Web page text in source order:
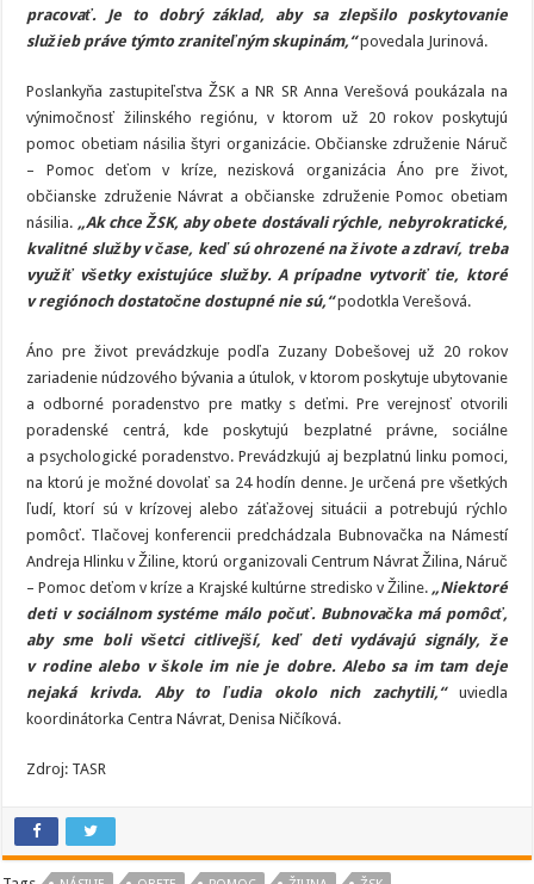
pracovať. Je to dobrý základ, aby sa zlepšilo poskytovanie
služieb práve týmto zraniteľným skupinám,“povedala Jurinová.
Poslankyňa zastupiteľstva ŽSK a NR SR Anna Verešová poukázala na
výnimočnosť žilinského regiónu, v ktorom už 20 rokov poskytujú
pomoc obetiam násilia štyri organizácie. Občianske združenie Náruč
– Pomoc deťom v kríze, nezisková organizácia Áno pre život,
občianske združenie Návrat a občianske združenie Pomoc obetiam
násilia. „Ak chce ŽSK, aby obete dostávali rýchle, nebyrokratické,
kvalitné služby v čase, keď sú ohrozené na živote a zdraví, treba
využiť všetky existujúce služby. A prípadne vytvoriť tie, ktoré
v regiónoch dostatočne dostupné nie sú,“podotkla Verešová.
Áno pre život prevádzkuje podľa Zuzany Dobešovej už 20 rokov
zariadenie núdzového bývania a útulok, v ktorom poskytuje ubytovanie
a odborné poradenstvo pre matky s deťmi. Pre verejnosť otvorili
poradenské centrá, kde poskytujú bezplatné právne, sociálne
a psychologické poradenstvo. Prevádzkujú aj bezplatnú linku pomoci,
na ktorú je možné dovolať sa 24 hodín denne. Je určená pre všetkých
ľudí, ktorí sú v krízovej alebo záťažovej situácii a potrebujú rýchlo
pomôcť. Tlačovej konferencii predchádzala Bubnovačka na Námestí
Andreja Hlinku v Žiline, ktorú organizovali Centrum Návrat Žilina, Náruč
– Pomoc deťom v kríze a Krajské kultúrne stredisko v Žiline. „Niektoré
deti v sociálnom systéme málo počuť. Bubnovačka má pomôcť,
aby sme boli všetci citlivejší, keď deti vydávajú signály, že
v rodine alebo v škole im nie je dobre. Alebo sa im tam deje
nejaká krivda. Aby to ľudia okolo nich zachytili,“uviedla
koordinátorka Centra Návrat, Denisa Ničíková.
Zdroj: TASR